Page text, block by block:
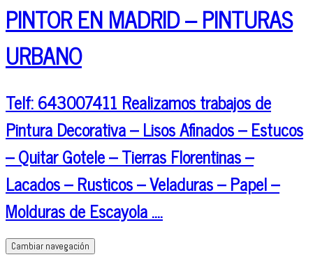
PINTOR EN MADRID – PINTURAS
URBANO
Telf: 643007411 Realizamos trabajos de
Pintura Decorativa – Lisos Afinados – Estucos
– Quitar Gotele – Tierras Florentinas –
Lacados – Rusticos – Veladuras – Papel –
Molduras de Escayola ….
Cambiar navegación